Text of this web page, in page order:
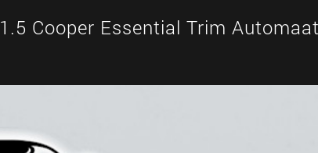
1.5 Cooper Essential Trim